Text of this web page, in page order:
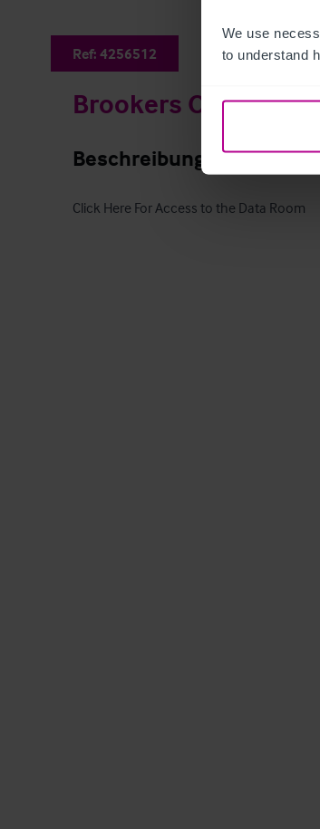
We use
to understand
Ref: 4256512
Brookers Oast
Beschreibung
Click Here For Access to the Data Room